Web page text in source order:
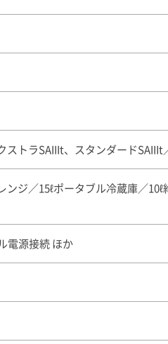
ストラSAIIIt、スタンダードSAIIIt
ンジ／15ℓポータブル冷蔵庫／
電源接続 ほか